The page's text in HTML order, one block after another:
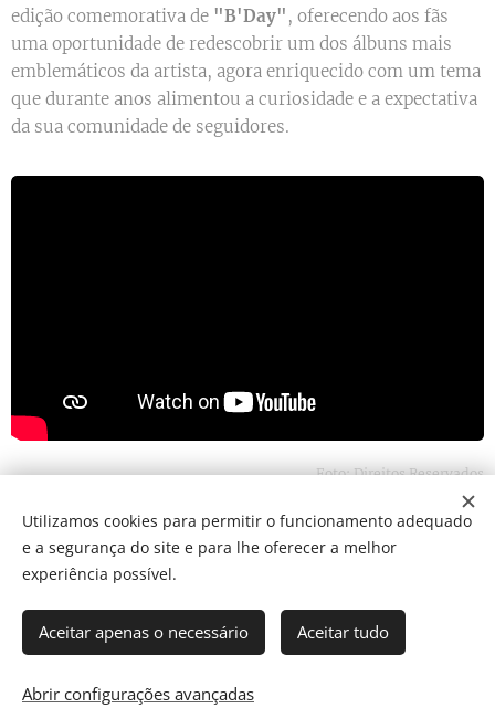
edição comemorativa de "B'Day" , oferecendo aos fãs
uma oportunidade de redescobrir um dos álbuns mais
emblemáticos da artista, agora enriquecido com um tema
que durante anos alimentou a curiosidade e a expectativa
da sua comunidade de seguidores.
Foto: Direitos Reservados
Share
Director: J. Ricardo C. Coelho
Utilizamos cookies para permitir o funcionamento adequado
e a segurança do site e para lhe oferecer a melhor
experiência possível.
Aceitar apenas o necessário Aceitar tudo
Abrir configurações avançadas